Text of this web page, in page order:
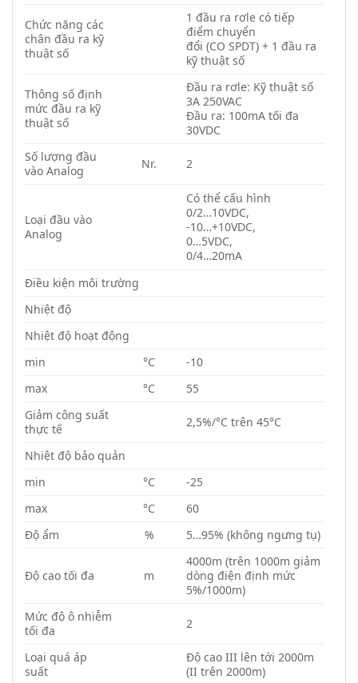
Chức năng các
chân đầu ra kỹ
thuật số
1 đầu ra rơle có tiếp
điểm chuyển
đổi (CO SPDT) + 1 đầu ra
kỹ thuật số
Thông số định
mức đầu ra kỹ
thuật số
Đầu ra rơle: Kỹ thuật số
3A 250VAC
Đầu ra: 100mA tối đa
30VDC
Số lượng đầu
vào Analog
Nr. 2
Loại đầu vào
Analog
Có thể cấu hình
0/2…10VDC,
-10…+10VDC,
0…5VDC,
0/4…20mA
Điều kiện môi trường
Nhiệt độ
Nhiệt độ hoạt động
min
°C
-10
max
°C
55
Giảm công suất
thực tế
2,5%/°C trên 45°C
Nhiệt độ bảo quản
min
°C
-25
max
°C
60
Độ ẩm
% 5…95% (không ngưng tụ)
Độ cao tối đa m
4000m (trên 1000m giảm
dòng điện định mức
5%/1000m)
Mức độ ô nhiễm
tối đa
2
Loại quá áp
suất
Độ cao III lên tới 2000m
(II trên 2000m)